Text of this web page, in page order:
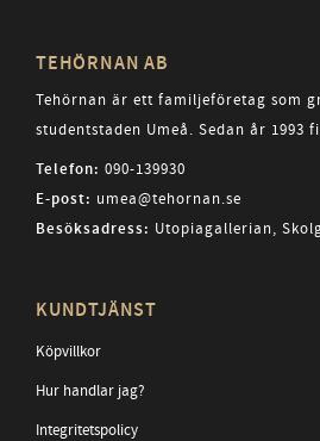
TEHÖRNAN AB
Tehörnan är ett familjeföretag som
studentstaden Umeå. Sedan år 1993
Telefon: 090-139930
E-post: umea@tehornan.se
Besöksadress: Utopiagallerian,
KUNDTJÄNST
Köpvillkor
Hur handlar jag?
Integritetspolicy